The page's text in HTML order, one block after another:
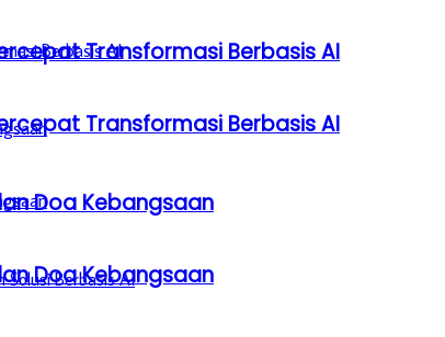
Transformasi Berbasis AI
Doa Kebangsaan
Transformasi Berbasis AI
Doa Kebangsaan